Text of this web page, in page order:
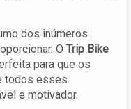
dos inúmeros
O Trip Bike
para que os
todos esses
e motivador.